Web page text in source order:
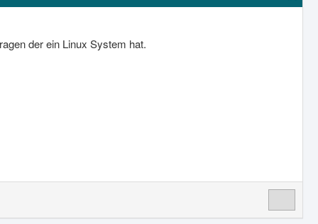
der ein Linux System hat.